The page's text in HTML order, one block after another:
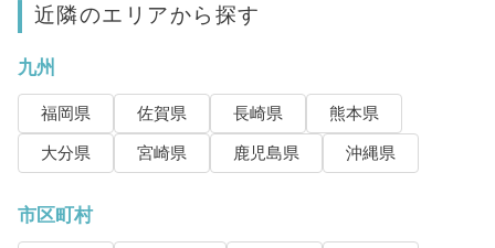
近隣のエリアから探す
九州
福岡県 佐賀県 長崎県
熊本県
大分県
宮崎県 鹿児島県 沖縄県
市区町村